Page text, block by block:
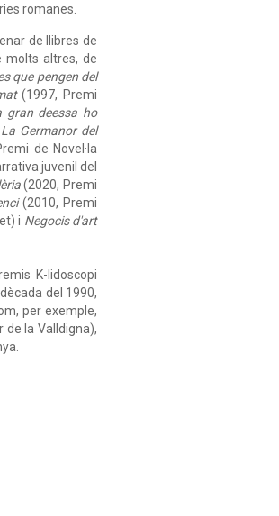
romanes.
de llibres de
molts altres, de
que pengen del
(1997, Premi
gran deessa ho
La Germanor del
de Novel·la
juvenil del
(2020, Premi
(2010, Premi
i Negocis d'art
K-lidoscopi
del 1990,
per exemple,
de la Valldigna),